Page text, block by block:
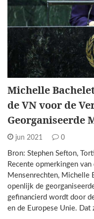
Michelle
de VN voor de
Georganiseerde
jun 2021 0
Bron: Stephen Sefton,
Recente opmerkingen
Mensenrechten, Michelle
openlijk de
gefinancierd wordt door
en de Europese Unie.